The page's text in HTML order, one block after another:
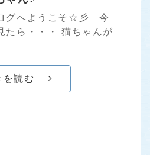
グへようこそ☆彡 今
たら・・・ 猫ちゃんが
を読む